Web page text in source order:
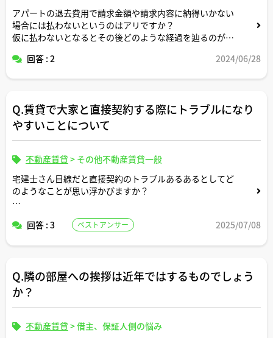
アパートの退去費用で請求金額や請求内容に納得いかない
場合には払わないというのはアリですか？
仮に払わないとなるとその後どのような経過を辿るのが一
回答 : 2 2024/06/28
Q.賃貸で大家と直接契約する際にトラブルになり
やすいことについて
不動産賃貸 > その他不動産賃貸一般
宅建士さん目線だと直接契約のトラブルあるあるとしてど
のようなことが思い浮かびますか？
コメントよろしくお願いします。
回答 : 3 ベストアンサー 2025/07/08
Q.隣の部屋への挨拶は近年ではするものでしょう
か？
不動産賃貸 >借主、保証人側の悩み